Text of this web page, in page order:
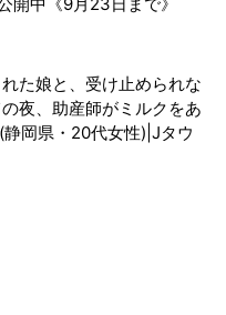
れた娘と、受け止められな
夜、助産師がミルクをあ
岡県・20代女性)|Jタウ